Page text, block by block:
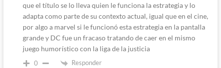
que el título se lo lleva quien le funciona la estrategia y lo
adapta como parte de su contexto actual, igual que en el cine,
por algo a marvel si le funcionó esta estrategia en la pantalla
grande y DC fue un fracaso tratando de caer en el mismo
juego humorístico con la liga de la justicia
0 Responder